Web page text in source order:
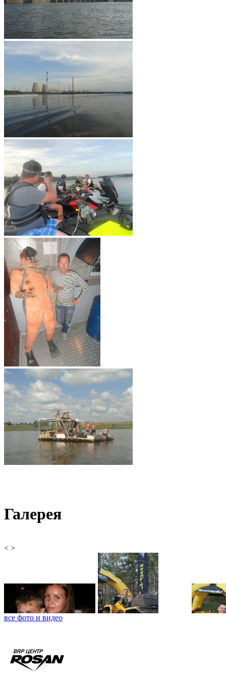
Галерея
< >
все фото и видео